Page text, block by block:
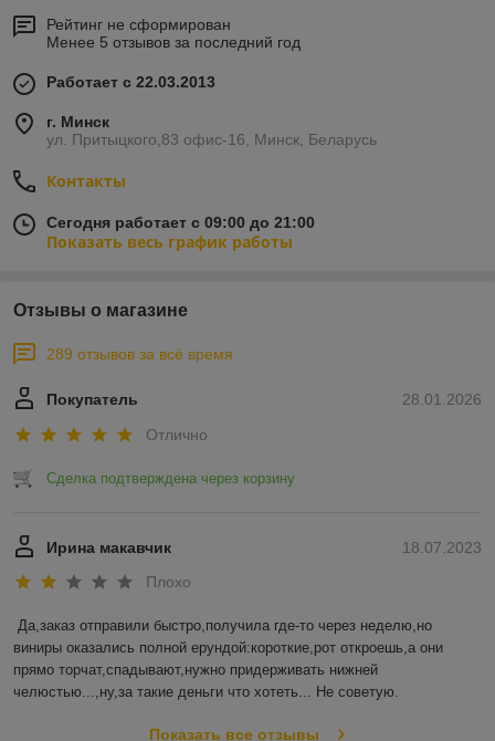
Рейтинг не сформирован
Менее 5 отзывов за последний год
Работает с 22.03.2013
г. Минск
ул. Притыцкого,83 офис-16, Минск, Беларусь
Контакты
Сегодня работает с 09:00 до 21:00
Показать весь график работы
Отзывы о магазине
289 отзывов за всё время
28.01.2026
Покупатель
Отлично
Сделка подтверждена через корзину
18.07.2023
Ирина макавчик
Плохо
Да,заказ отправили быстро,получила где-то через неделю,но
виниры оказались полной ерундой:короткие,рот откроешь,а они
прямо торчат,спадывают,нужно придерживать нижней
челюстью...,ну,за такие деньги что хотеть... Не советую.
Показать все отзывы